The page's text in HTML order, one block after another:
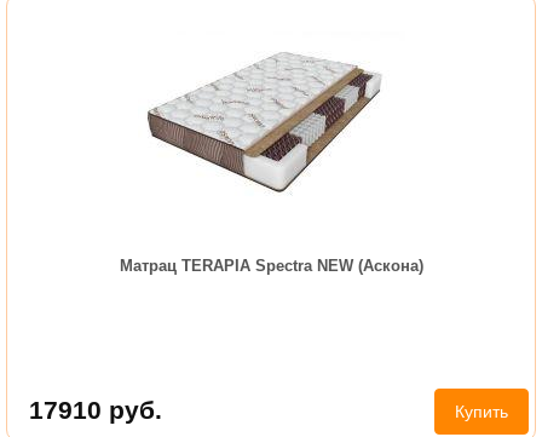
Матрац TERAPIA Spectra NEW (Аскона)
17910 руб. Купить